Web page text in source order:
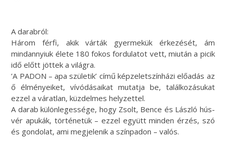
A darabról:
Három férfi, akik várták gyermekük érkezését, ám
mindannyiuk élete 180 fokos fordulatot vett, miután a picik
idő előtt jöttek a világra.
’A PADON – apa születik’ című képzeletszínházi előadás az
ő élményeiket, vívódásaikat mutatja be, találkozásukat
ezzel a váratlan, küzdelmes helyzettel.
A darab különlegessége, hogy Zsolt, Bence és László hús-
vér apukák, történetük – ezzel együtt minden érzés, szó
és gondolat, ami megjelenik a színpadon – valós.